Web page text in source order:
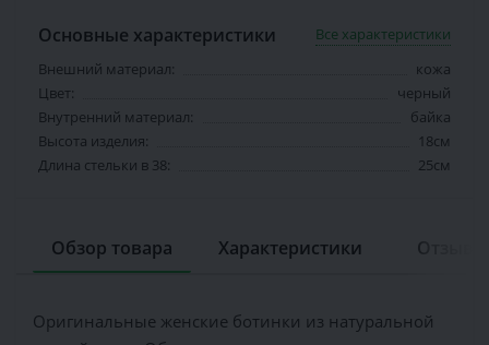
Основные характеристики
Все характеристики
Внешний материал:
кожа
Цвет:
черный
Внутренний материал:
байка
Высота изделия:
18см
Длина стельки в 38:
25см
Обзор товара Характеристики
Оригинальные женские ботинки из натуральной